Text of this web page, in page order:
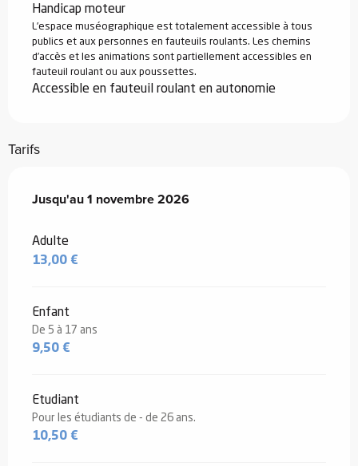
Handicap moteur
L’espace muséographique est totalement accessible à tous
publics et aux personnes en fauteuils roulants. Les chemins
d’accès et les animations sont partiellement accessibles en
fauteuil roulant ou aux poussettes.
Accessible en fauteuil roulant en autonomie
Tarifs
Du23 mars 2026au1 novembre 2026
Jusqu'au1 novembre 2026
Adulte
13,00 €
Enfant
De 5 à 17 ans
9,50 €
Etudiant
Pour les étudiants de - de 26 ans.
10,50 €